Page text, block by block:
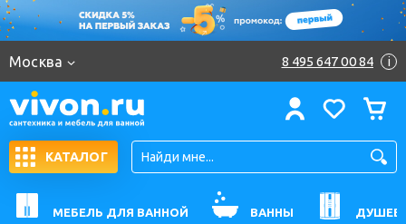
Москва 8 495 647 00 84 i
КАТАЛОГ
МЕБЕЛЬ ДЛЯ ВАННОЙ ВАННЫ